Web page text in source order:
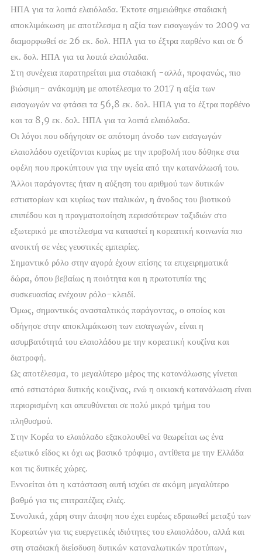
ΗΠΑ για τα λοιπά ελαιόλαδα. Έκτοτε σημειώθηκε σταδιακή
αποκλιμάκωση με αποτέλεσμα η αξία των εισαγωγών το 2009 να
διαμορφωθεί σε 26 εκ. δολ. ΗΠΑ για το έξτρα παρθένο και σε 6
εκ. δολ. ΗΠΑ για τα λοιπά ελαιόλαδα.
Στη συνέχεια παρατηρείται μια σταδιακή -αλλά, προφανώς, πιο
βιώσιμη- ανάκαμψη με αποτέλεσμα το 2017 η αξία των
εισαγωγών να φτάσει τα 56,8 εκ. δολ. ΗΠΑ για το έξτρα παρθένο
και τα 8,9 εκ. δολ. ΗΠΑ για τα λοιπά ελαιόλαδα.
Οι λόγοι που οδήγησαν σε απότομη άνοδο των εισαγωγών
ελαιολάδου σχετίζονται κυρίως με την προβολή που δόθηκε στα
οφέλη που προκύπτουν για την υγεία από την κατανάλωσή του.
Άλλοι παράγοντες ήταν η αύξηση του αριθμού των δυτικών
εστιατορίων και κυρίως των ιταλικών, η άνοδος του βιοτικού
επιπέδου και η πραγματοποίηση περισσότερων ταξιδιών στο
εξωτερικό με αποτέλεσμα να καταστεί η κορεατική κοινωνία πιο
ανοικτή σε νέες γευστικές εμπειρίες.
Σημαντικό ρόλο στην αγορά έχουν επίσης τα επιχειρηματικά
δώρα, όπου βεβαίως η ποιότητα και η πρωτοτυπία της
συσκευασίας ενέχουν ρόλο-κλειδί.
Όμως, σημαντικός ανασταλτικός παράγοντας, ο οποίος και
οδήγησε στην αποκλιμάκωση των εισαγωγών, είναι η
ασυμβατότητά του ελαιολάδου με την κορεατική κουζίνα και
διατροφή.
Ως αποτέλεσμα, το μεγαλύτερο μέρος της κατανάλωσης γίνεται
από εστιατόρια δυτικής κουζίνας, ενώ η οικιακή κατανάλωση είναι
περιορισμένη και απευθύνεται σε πολύ μικρό τμήμα του
πληθυσμού.
Στην Κορέα το ελαιόλαδο εξακολουθεί να θεωρείται ως ένα
εξωτικό είδος κι όχι ως βασικό τρόφιμο, αντίθετα με την Ελλάδα
και τις δυτικές χώρες.
Εννοείται ότι η κατάσταση αυτή ισχύει σε ακόμη μεγαλύτερο
βαθμό για τις επιτραπέζιες ελιές.
Συνολικά, χάρη στην άποψη που έχει ευρέως εδραιωθεί μεταξύ των
Κορεατών για τις ευεργετικές ιδιότητες του ελαιολάδου, αλλά και
στη σταδιακή διείσδυση δυτικών καταναλωτικών προτύπων,